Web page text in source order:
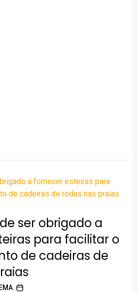
ser obrigado a
para facilitar o
de cadeiras de